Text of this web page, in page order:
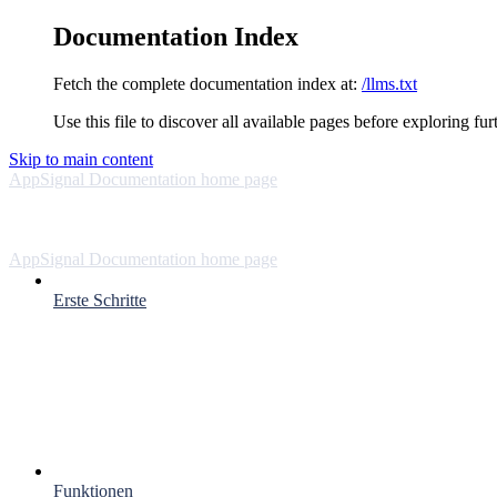
Documentation Index
Fetch the complete documentation index at: /llms.txt
Use this file to discover all available pages before exploring
Skip to main content
AppSignal Documentation home page
AppSignal Documentation home page
Erste Schritte
Funktionen